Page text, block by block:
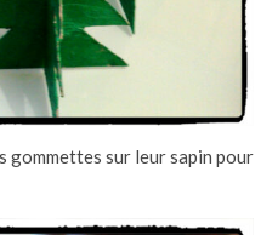
gommettes sur leur sapin pour